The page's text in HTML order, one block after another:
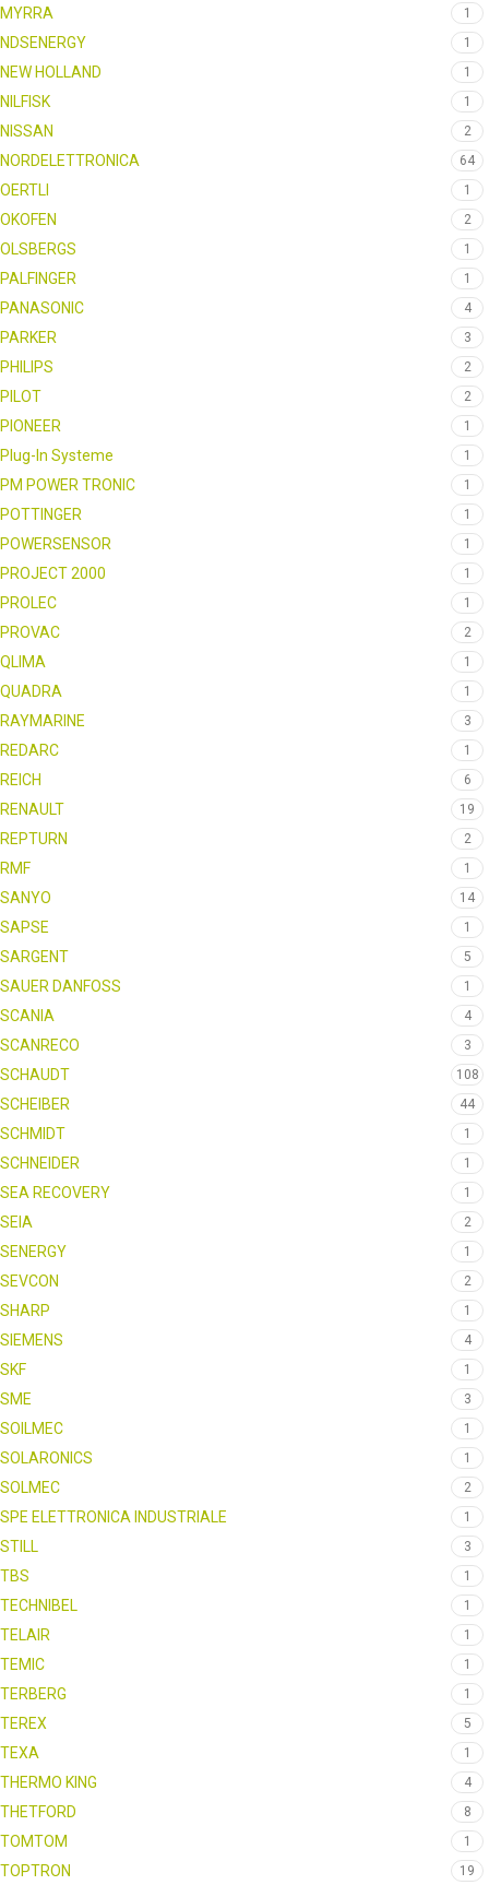
MYRRA 1
NDSENERGY 1
NEW HOLLAND 1
NILFISK 1
NISSAN 2
NORDELETTRONICA 64
OERTLI 1
OKOFEN 2
OLSBERGS 1
PALFINGER 1
PANASONIC 4
PARKER 3
PHILIPS 2
PILOT 2
PIONEER 1
Plug-In Systeme 1
PM POWER TRONIC 1
POTTINGER 1
POWERSENSOR 1
PROJECT 2000 1
PROLEC 1
PROVAC 2
QLIMA 1
QUADRA 1
RAYMARINE 3
REDARC 1
REICH 6
RENAULT 19
REPTURN 2
RMF 1
SANYO 14
SAPSE 1
SARGENT 5
SAUER DANFOSS 1
SCANIA 4
SCANRECO 3
SCHAUDT 108
SCHEIBER 44
SCHMIDT 1
SCHNEIDER 1
SEA RECOVERY 1
SEIA 2
SENERGY 1
SEVCON 2
SHARP 1
SIEMENS 4
SKF 1
SME 3
SOILMEC 1
SOLARONICS 1
SOLMEC 2
SPE ELETTRONICA INDUSTRIALE 1
STILL 3
TBS 1
TECHNIBEL 1
TELAIR 1
TEMIC 1
TERBERG 1
TEREX 5
TEXA 1
THERMO KING 4
THETFORD 8
TOMTOM 1
TOPTRON 19